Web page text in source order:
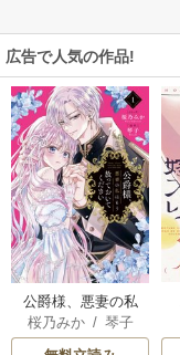
広告で人気の作品!
公爵様、悪妻の私
はもう放っておい
てください
桜乃みか/ 琴子